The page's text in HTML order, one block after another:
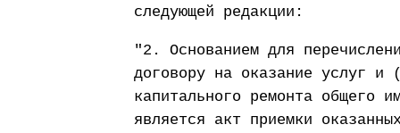
следующей редакции:
"2. Основанием для
договору на оказание услуг и
капитального ремонта общего
является акт приемки